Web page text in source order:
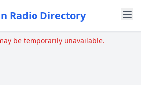
Radio Directory
be temporarily unavailable.